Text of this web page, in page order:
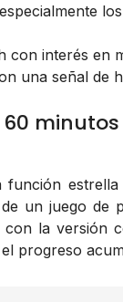
con interés en
una señal de
60
estrella
un juego de
la versión
progreso